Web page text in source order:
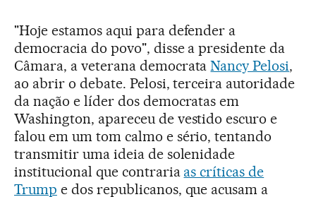
"Hoje estamos aqui para defender a
democracia do povo", disse a presidente da
Câmara, a veterana democrataNancy Pelosi,
ao abrir o debate. Pelosi, terceira autoridade
da nação e líder dos democratas em
Washington, apareceu de vestido escuro e
falou em um tom calmo e sério, tentando
transmitir uma ideia de solenidade
institucional que contraria as críticas de
Trump e dos republicanos, que acusam a